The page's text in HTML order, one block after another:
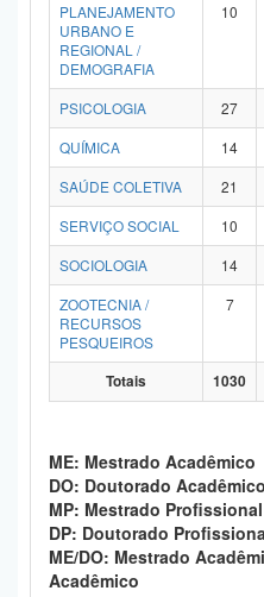
PLANEJAMENTO
URBANO E
REGIONAL /
DEMOGRAFIA
10
PSICOLOGIA 27
QUÍMICA
14
SAÚDE COLETIVA
21
SERVIÇO SOCIAL
10
SOCIOLOGIA
14
ZOOTECNIA /
RECURSOS
PESQUEIROS
7
Totais 1030
ME: Mestrado Acadêmico
DO: Doutorado Acadêmico
MP: Mestrado Profissional
DP: Doutorado
ME/DO: Mestrado
Acadêmico